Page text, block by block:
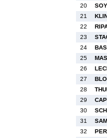
20
21
22
23
24
25
26
27
28
29
30
31
32